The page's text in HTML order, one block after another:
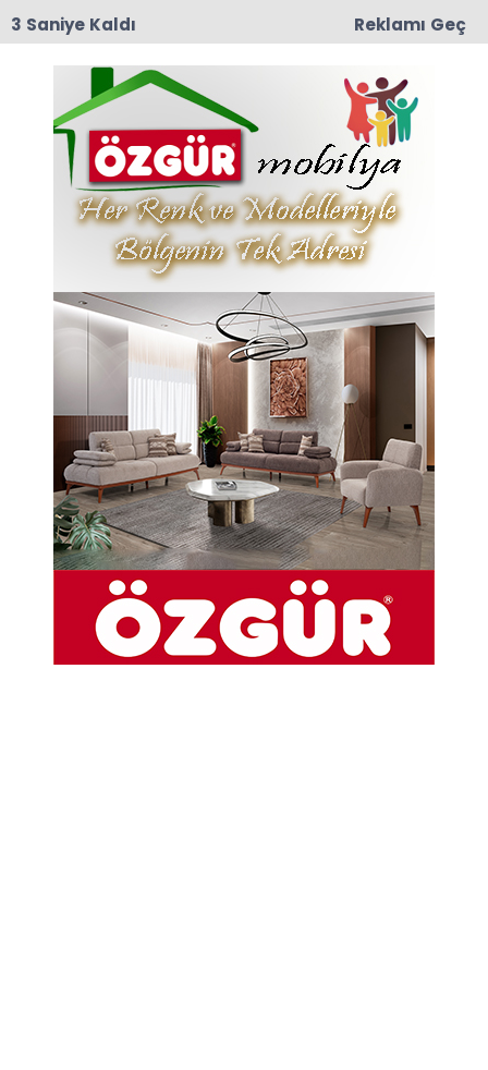
12:57
Belgeseli: 9 Ağustos Pazar Günü Yayında!
Anasayfa Dereköy
Dere Köy Eski Muhtarı
Kıbrıs Gazisi Alaattin
Aydın Toprağa Verildi
10-01-2026 14:54
Abone Ol
Reklamı Geç
3 Saniye Kaldı